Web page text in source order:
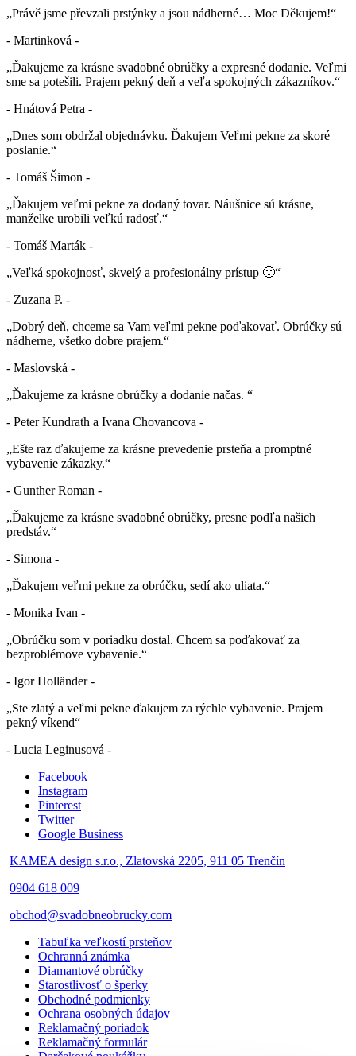
„Právě jsme převzali prstýnky a jsou nádherné… Moc Děkujem!“
- Martinková -
„Ďakujeme za krásne svadobné obrúčky a expresné dodanie. Veľmi
sme sa potešili. Prajem pekný deň a veľa spokojných zákazníkov.“
- Hnátová Petra -
„Dnes som obdržal objednávku. Ďakujem Veľmi pekne za skoré
poslanie.“
- Tomáš Šimon -
„Ďakujem veľmi pekne za dodaný tovar. Náušnice sú krásne,
manželke urobili veľkú radosť.“
- Tomáš Marták -
„Veľká spokojnosť, skvelý a profesionálny prístup 🙂“
- Zuzana P. -
„Dobrý deň, chceme sa Vam veľmi pekne poďakovať. Obrúčky sú
nádherne, všetko dobre prajem.“
- Maslovská -
„Ďakujeme za krásne obrúčky a dodanie načas. “
- Peter Kundrath a Ivana Chovancova -
„Ešte raz ďakujeme za krásne prevedenie prsteňa a promptné
vybavenie zákazky.“
- Gunther Roman -
„Ďakujeme za krásne svadobné obrúčky, presne podľa našich
predstáv.“
- Simona -
„Ďakujem veľmi pekne za obrúčku, sedí ako uliata.“
- Monika Ivan -
„Obrúčku som v poriadku dostal. Chcem sa poďakovať za
bezproblémove vybavenie.“
- Igor Holländer -
„Ste zlatý a veľmi pekne ďakujem za rýchle vybavenie. Prajem
pekný víkend“
- Lucia Leginusová -
Facebook
Instagram
Pinterest
Twitter
Google Business
KAMEA design s.r.o., Zlatovská 2205, 911 05 Trenčín
0904 618 009
obchod@svadobneobrucky.com
Tabuľka veľkostí prsteňov
Ochranná známka
Diamantové obrúčky
Starostlivosť o šperky
Obchodné podmienky
Ochrana osobných údajov
Reklamačný poriadok
Reklamačný formulár